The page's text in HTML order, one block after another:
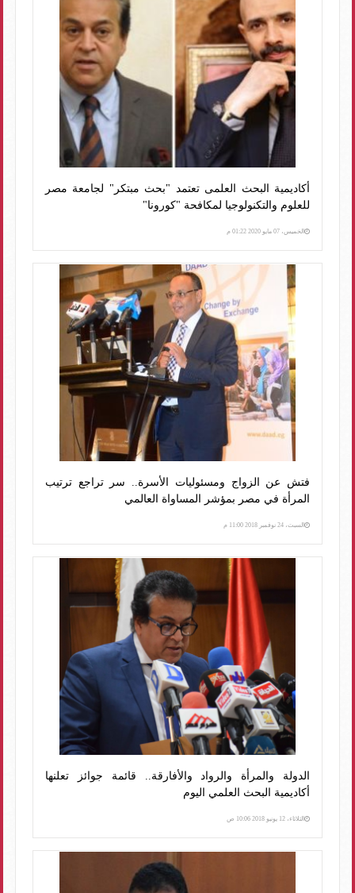
أكاديمية البحث العلمى تعتمد "بحث مبتكر" لجامعة مصر
للعلوم والتكنولوجيا لمكافحة "كورونا"
الخميس، 07 مايو 2020 01:22 م
فتش عن الزواج ومسئوليات الأسرة.. سر تراجع ترتيب
المرأة في مصر بمؤشر المساواة العالمي
السبت، 24 نوفمبر 2018 11:00 م
الدولة والمرأة والرواد والأفارقة.. قائمة جوائز تعلنها
أكاديمية البحث العلمي اليوم
الثلاثاء، 12 يونيو 2018 10:06 ص